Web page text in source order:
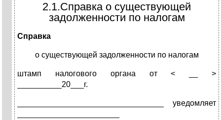
2.1.Справка о существующей
задолженности по налогам
Справка
о существующей задолженности по налогам
штамп налогового органа от < __ >
__________20___г.
_________________________________ уведомляет